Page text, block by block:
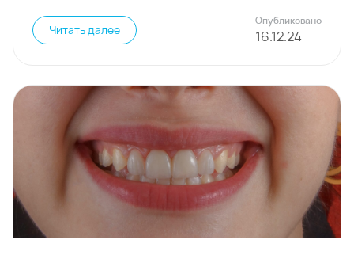
Читать далее
Опубликовано
16.12.24